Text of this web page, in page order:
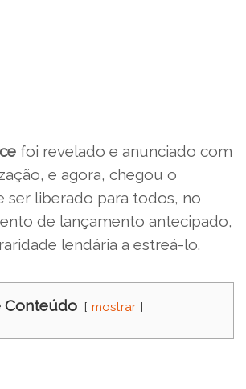
foi revelado e anunciado com
e agora, chegou o
ser liberado para todos, no
de lançamento antecipado,
lendária a estreá-lo.
Conteúdo mostrar